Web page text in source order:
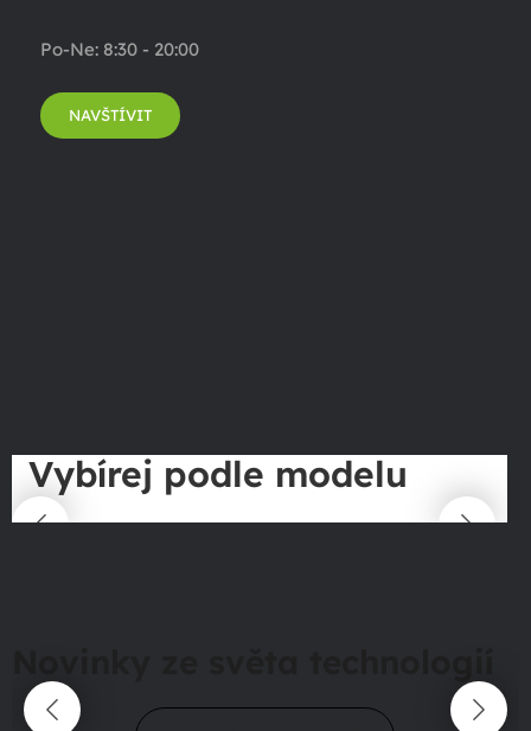
Po-Ne: 8:30 - 20:00
NAVŠTÍVIT
Vybírej podle modelu